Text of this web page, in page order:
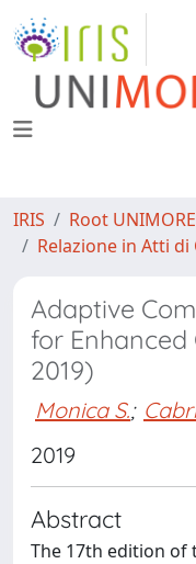
IRIS Root UNIMORE
Relazione in Atti di
Adaptive
for Enhanced
2019)
Monica S.;
2019
Abstract
The 17th edition of